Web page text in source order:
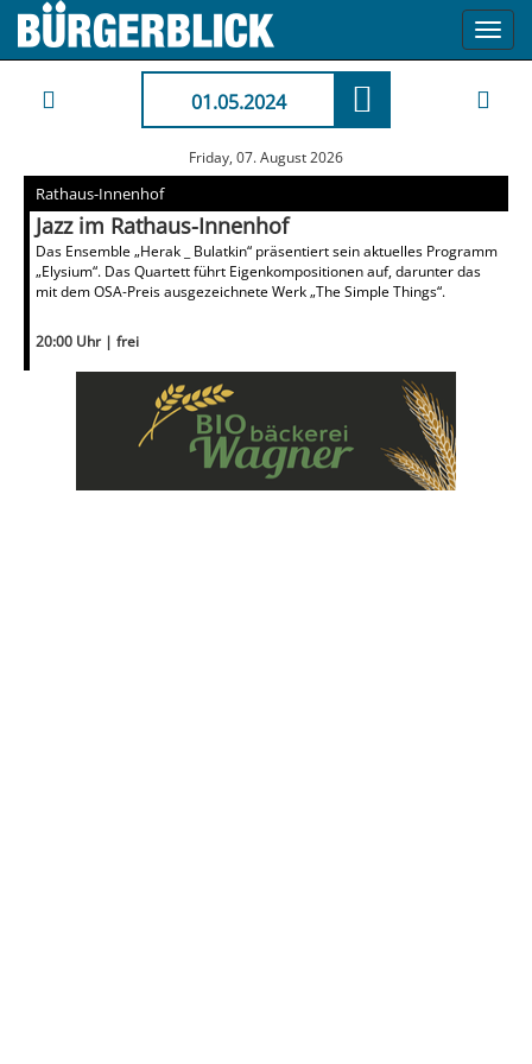
01.05.2024
Friday, 07. August 2026
Rathaus-Innenhof
Jazz im Rathaus-Innenhof
Das Ensemble „Herak _ Bulatkin“ präsentiert sein aktuelles Programm
„Elysium“. Das Quartett führt Eigenkompositionen auf, darunter das
mit dem OSA-Preis ausgezeichnete Werk „The Simple Things“.
20:00 Uhr | frei